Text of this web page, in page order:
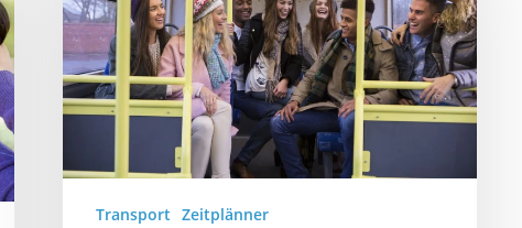
Transport Zeitplänner